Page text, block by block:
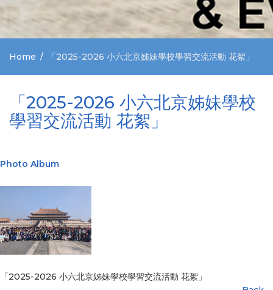
Home 「2025-2026 小六北京姊妹學校學習交流活動 花絮」
「2025-2026 小六北京姊妹學校
學習交流活動 花絮」
Photo Album
「2025-2026 小六北京姊妹學校學習交流活動 花絮」